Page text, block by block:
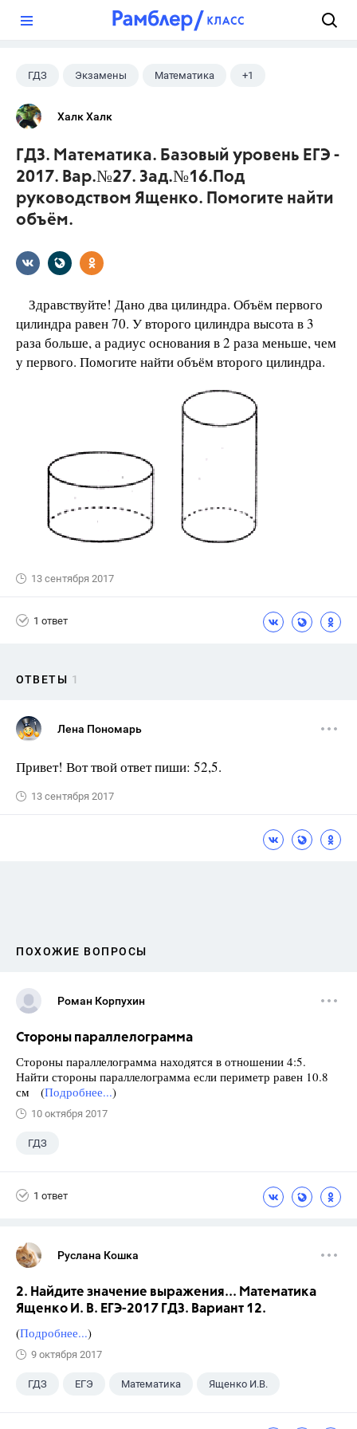
ГДЗ Экзамены Математика +1
Ященко И.В.
Халк Халк
ГДЗ. Математика. Базовый уровень ЕГЭ -
2017. Вар.№27. Зад.№16.Под
руководством Ященко. Помогите найти
объём.
Здравствуйте! Дано два цилиндра. Объём первого
цилиндра равен 70. У второго цилиндра высота в 3
раза больше, а радиус основания в 2 раза меньше, чем
у первого. Помогите найти объём второго цилиндра.
13 сентября 2017
1 ответ
ОТВЕТЫ 1
Лена Пономарь
Привет! Вот твой ответ пиши: 52,5.
13 сентября 2017
ПОХОЖИЕ ВОПРОСЫ
Роман Корпухин
Стороны параллелограмма
Стороны параллелограмма находятся в отношении 4:5.
Найти стороны параллелограмма если периметр равен 10.8
см (Подробнее...)
10 октября 2017
ГДЗ
1 ответ
Руслана Кошка
2. Найдите значение выражения... Математика
Ященко И. В. ЕГЭ-2017 ГДЗ. Вариант 12.
(Подробнее...)
9 октября 2017
ГДЗ ЕГЭ Математика Ященко И.В.